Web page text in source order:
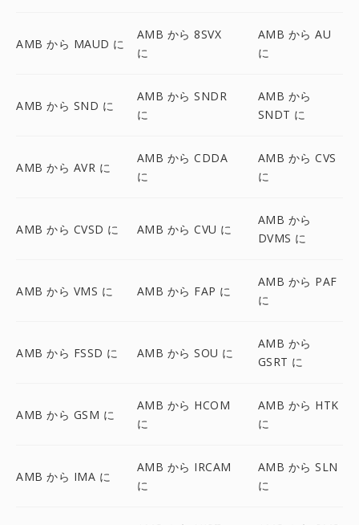
AMB から MAUD に
AMB から 8SVX
に
AMB から AU
に
AMB から SND に
AMB から SNDR
に
AMB から
SNDT に
AMB から AVR に
AMB から CDDA
に
AMB から CVS
に
AMB から CVSD に AMB から CVU に
AMB から
DVMS に
AMB から VMS に AMB から FAP に
AMB から PAF
に
AMB から FSSD に AMB から SOU に
AMB から
GSRT に
AMB から GSM に
AMB から HCOM
に
AMB から HTK
に
AMB から IMA に
AMB から IRCAM
に
AMB から SLN
に